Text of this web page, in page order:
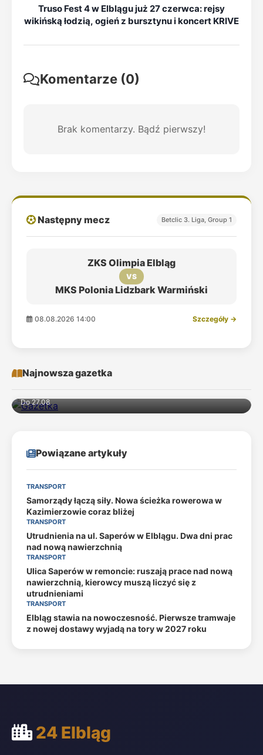
Truso Fest 4 w Elblągu już 27 czerwca: rejsy
wikińską łodzią, ogień z bursztynu i koncert KRIVE
Komentarze (0)
Brak komentarzy. Bądź pierwszy!
Następny mecz Betclic 3. Liga, Group 1
ZKS Olimpia Elbląg
VS
MKS Polonia Lidzbark Warmiński
08.08.2026 14:00 Szczegóły →
Najnowsza gazetka
Do 27.08
Powiązane artykuły
TRANSPORT
Samorządy łączą siły. Nowa ścieżka rowerowa w
Kazimierzowie coraz bliżej
TRANSPORT
Utrudnienia na ul. Saperów w Elblągu. Dwa dni prac
nad nową nawierzchnią
TRANSPORT
Ulica Saperów w remoncie: ruszają prace nad nową
nawierzchnią, kierowcy muszą liczyć się z
utrudnieniami
TRANSPORT
Elbląg stawia na nowoczesność. Pierwsze tramwaje
z nowej dostawy wyjadą na tory w 2027 roku
24 Elbląg